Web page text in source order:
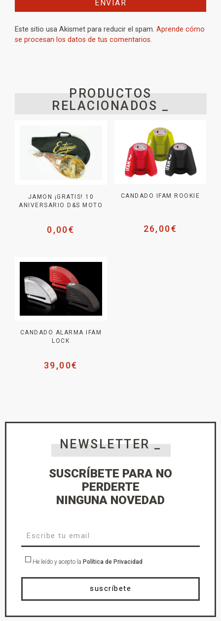
Este sitio usa Akismet para reducir el spam. Aprende cómo
se procesan los datos de tus comentarios.
PRODUCTOS
RELACIONADOS _
JAMON ¡GRATIS! 10
ANIVERSARIO D&S MOTO
0,00€
CANDADO IFAM ROOKIE
26,00€
CANDADO ALARMA IFAM
LOCK
39,00€
NEWSLETTER _
SUSCRÍBETE PARA NO
PERDERTE
NINGUNA NOVEDAD
He leído y acepto la Política de Privacidad
suscríbete